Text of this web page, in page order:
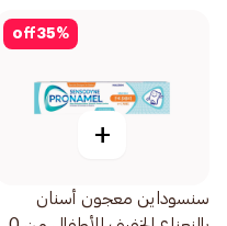
35%
off
+
سنسوداين معجون أسنان